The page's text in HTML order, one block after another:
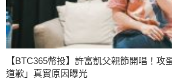
【BTC365幣投】許富凱父親節開唱！攻
道歉」真實原因曝光